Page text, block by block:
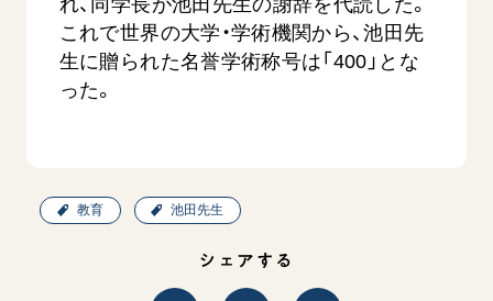
証言 長崎
これで世界の大学・学術機関から、池田先
生に贈られた名誉学術称号は「400」とな
った。
教育 池田先生
シェアする